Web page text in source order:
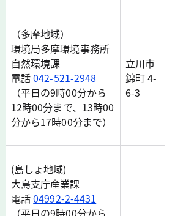
（多摩地域）
環境局多摩環境事務所
自然環境課
電話042-521-2948
（平日の9時00分から
12時00分まで、13時00
分から17時00分まで）
立川市
錦町 4-
6-3
(島しょ地域)
大島支庁産業課
電話04992-2-4431
（平日の9時00分から